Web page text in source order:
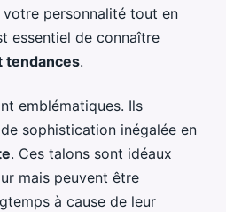
votre personnalité tout en
essentiel de connaître
tendances.
emblématiques. Ils
sophistication inégalée en
. Ces talons sont idéaux
mais peuvent être
à cause de leur